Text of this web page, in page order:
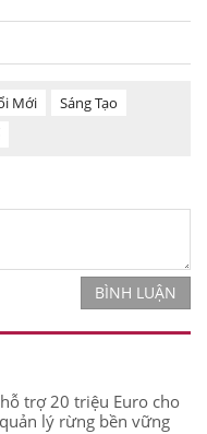
Mới
Sáng Tạo
BÌNH LUẬN
trợ 20 triệu Euro cho
lý rừng bền vững